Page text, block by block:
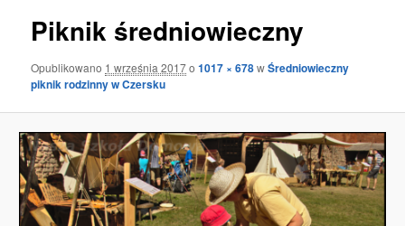
Piknik średniowieczny
Opublikowano 1 września 2017o1017 × 678wŚredniowieczny
piknik rodzinny w Czersku